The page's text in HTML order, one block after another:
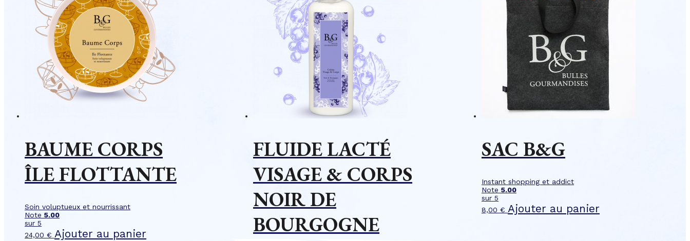
BAUME CORPS
ÎLE FLOTTANTE
Soin voluptueux et nourrissant
Note 5.00
sur 5
24,00 € Ajouter au panier
FLUIDE LACTÉ
VISAGE & CORPS
NOIR DE
BOURGOGNE
SAC B&G
Instant shopping et addict
Note 5.00
sur 5
8,00 € Ajouter au panier